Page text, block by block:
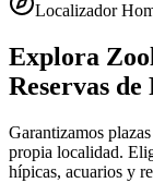
Localizador
Explora
Reservas de
Garantizamos
propia localidad.
hípicas, acuarios y